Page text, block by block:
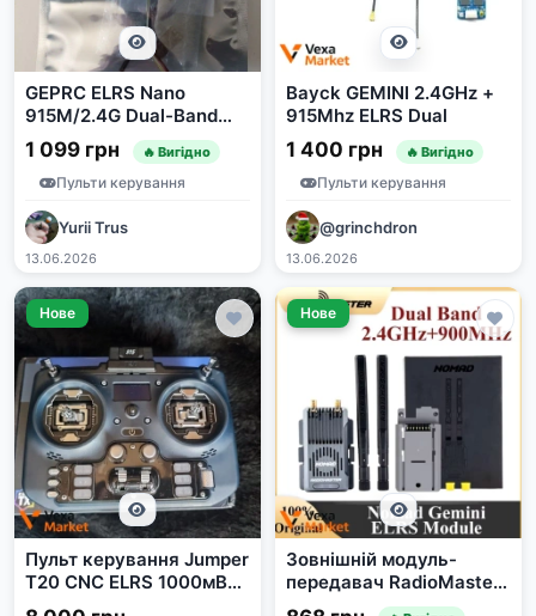
GEPRC ELRS Nano
915M/2.4G Dual-Band
Receiver
1 099 грн 🔥 Вигідно
Пульти керування
Yurii Trus
13.06.2026
Bayck GEMINI 2.4GHz +
915Mhz ELRS Dual
1 400 грн 🔥 Вигідно
Пульти керування
@grinchdron
13.06.2026
Нове
Пульт керування Jumper
T20 CNC ELRS 1000мВт
на датчиках хола
Нове
Зовнішній модуль-
передавач RadioMaster
NOMAD Dual Band